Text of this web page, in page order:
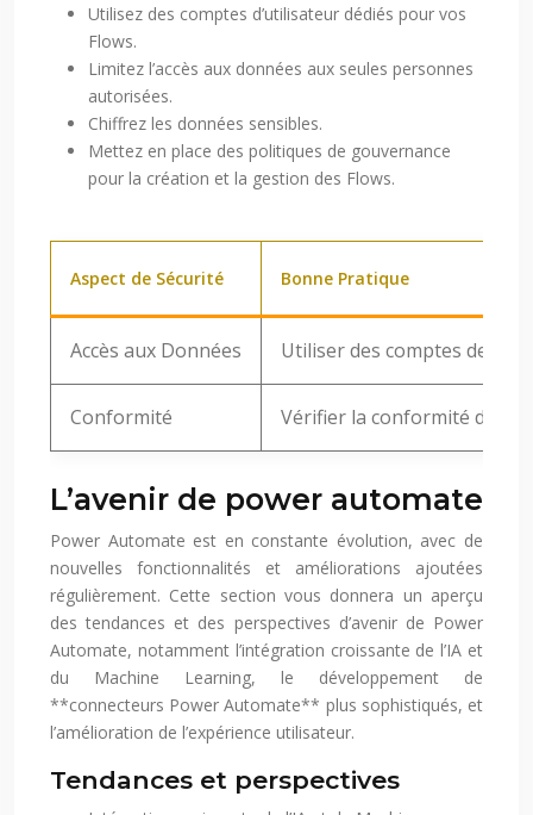
Utilisez des comptes d’utilisateur dédiés pour vos
Flows.
Limitez l’accès aux données aux seules personnes
autorisées.
Chiffrez les données sensibles.
Mettez en place des politiques de gouvernance
pour la création et la gestion des Flows.
Aspect de Sécurité Bonne Pratique
Accès aux Données Utiliser des comptes de
Conformité Vérifier la conformité des
L’avenir de power automate
Power Automate est en constante évolution, avec de
nouvelles fonctionnalités et améliorations ajoutées
régulièrement. Cette section vous donnera un aperçu
des tendances et des perspectives d’avenir de Power
Automate, notamment l’intégration croissante de l’IA et
du Machine Learning, le développement de
**connecteurs Power Automate** plus sophistiqués, et
l’amélioration de l’expérience utilisateur.
Tendances et perspectives